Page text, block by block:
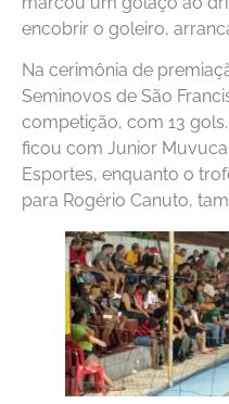
encobrir o goleiro,
Na cerimônia de
Seminovos de São
competição, com 13
ficou com Junior
Esportes, enquanto o
para Rogério Canuto,